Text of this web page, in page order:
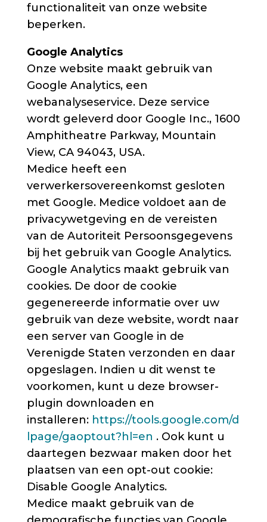
functionaliteit van onze website
beperken.
Google Analytics
Onze website maakt gebruik van
Google Analytics, een
webanalyseservice. Deze service
wordt geleverd door Google Inc., 1600
Amphitheatre Parkway, Mountain
View, CA 94043, USA.
Medice heeft een
verwerkersovereenkomst gesloten
met Google. Medice voldoet aan de
privacywetgeving en de vereisten
van de Autoriteit Persoonsgegevens
bij het gebruik van Google Analytics.
Google Analytics maakt gebruik van
cookies. De door de cookie
gegenereerde informatie over uw
gebruik van deze website, wordt naar
een server van Google in de
Verenigde Staten verzonden en daar
opgeslagen. Indien u dit wenst te
voorkomen, kunt u deze browser-
plugin downloaden en
installeren: https://tools.google.com/d
lpage/gaoptout?hl=en . Ook kunt u
daartegen bezwaar maken door het
plaatsen van een opt-out cookie:
Disable Google Analytics.
Medice maakt gebruik van de